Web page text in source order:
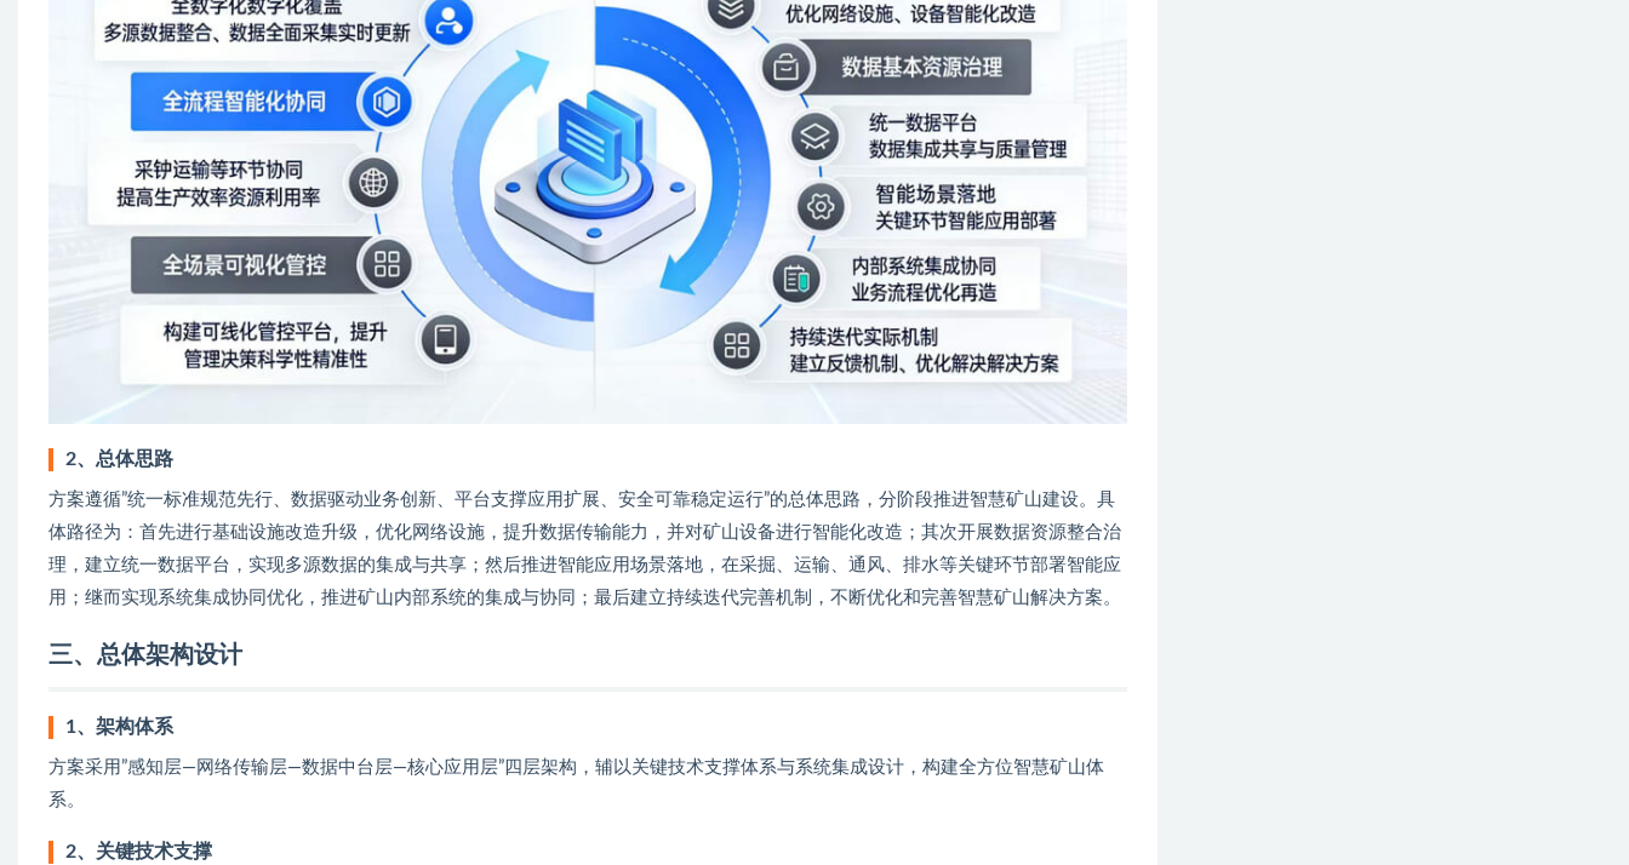
2、总体思路
方案遵循”统一标准规范先行、数据驱动业务创新、平台支撑应用扩展、安全可靠稳定运行”的总体思路，分阶段推进智慧矿山建设。具
体路径为：首先进行基础设施改造升级，优化网络设施，提升数据传输能力，并对矿山设备进行智能化改造；其次开展数据资源整合治
理，建立统一数据平台，实现多源数据的集成与共享；然后推进智能应用场景落地，在采掘、运输、通风、排水等关键环节部署智能应
用；继而实现系统集成协同优化，推进矿山内部系统的集成与协同；最后建立持续迭代完善机制，不断优化和完善智慧矿山解决方案。
三、总体架构设计
1、架构体系
方案采用”感知层—网络传输层—数据中台层—核心应用层”四层架构，辅以关键技术支撑体系与系统集成设计，构建全方位智慧矿山体
系。
2、关键技术支撑